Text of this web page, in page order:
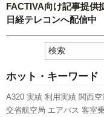
FACTIVA向け記事提供
日経テレコンへ配信中
ホット・キーワード
A320 実績 利用実績 関西空
交省航空局 エアバス 客室